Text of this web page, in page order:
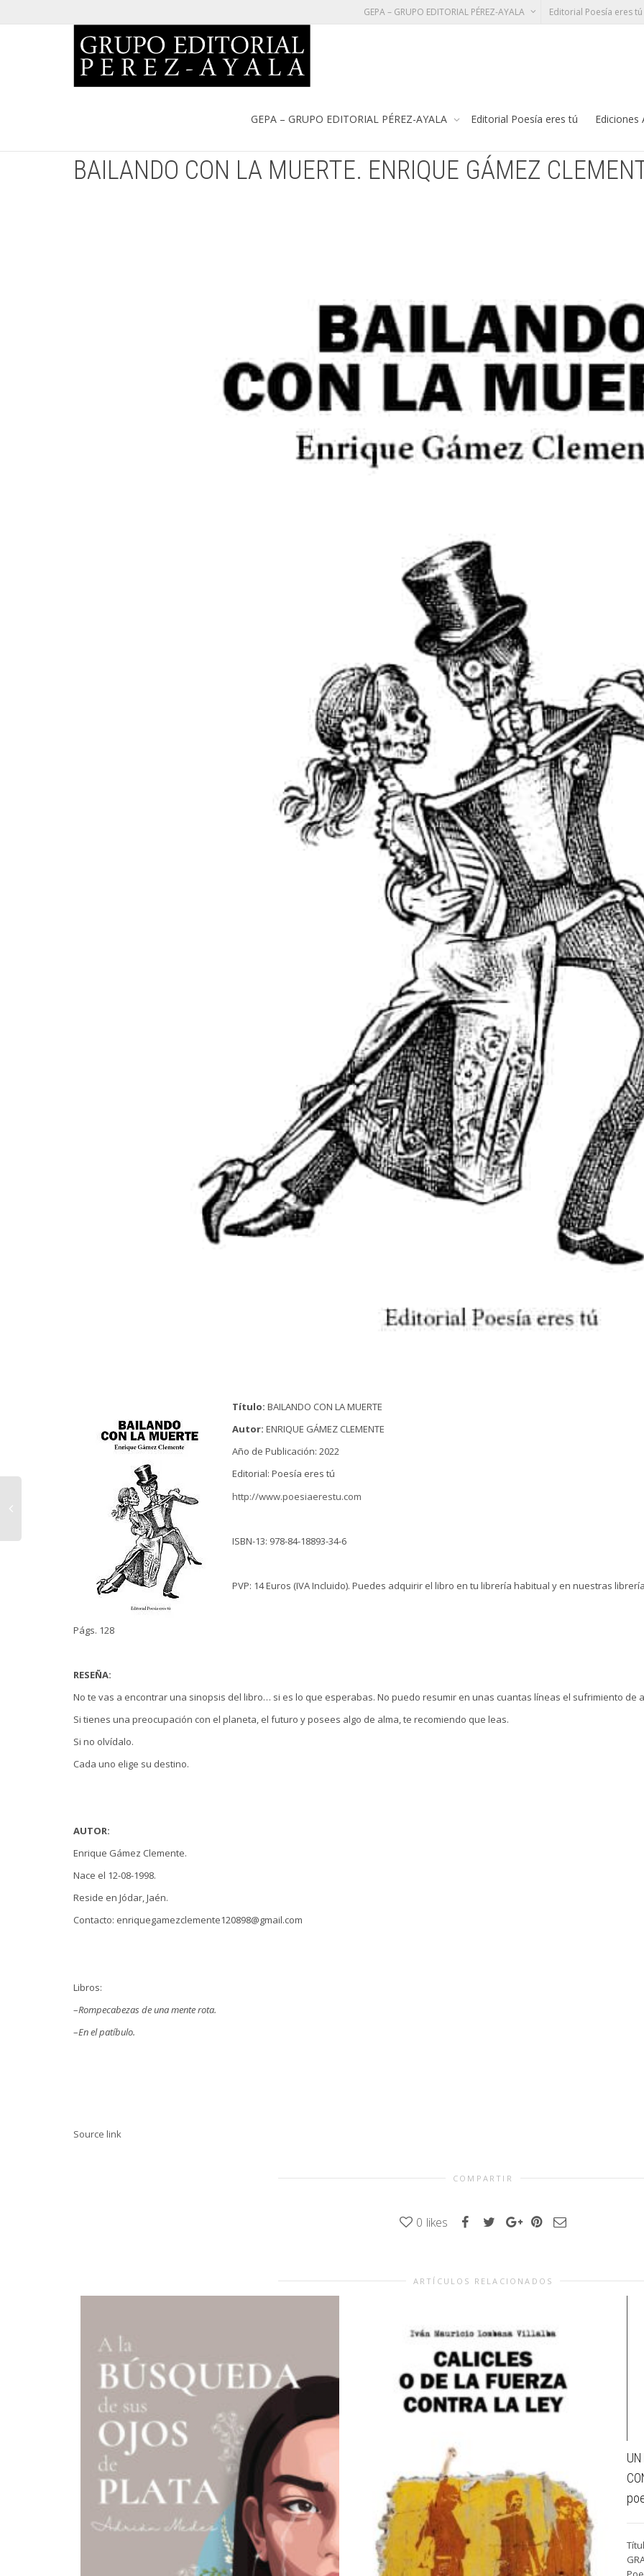
GEPA – GRUPO EDITORIAL PÉREZ-AYALA Editorial Poesía eres tú
GEPA – GRUPO EDITORIAL PÉREZ-AYALA Editorial Poesía eres tú Ediciones
BAILANDO CON LA MUERTE. ENRIQUE GÁMEZ
Título: BAILANDO CON LA MUERTE
Autor: ENRIQUE GÁMEZ CLEMENTE
Año de Publicación: 2022
Editorial: Poesía eres tú
http://www.poesiaerestu.com
ISBN-13: 978-84-18893-34-6
PVP: 14 Euros (IVA Incluido). Puedes adquirir el libro en tu librería habitual y en nuestras
Págs. 128
RESEÑA:
No te vas a encontrar una sinopsis del libro… si es lo que esperabas. No puedo resumir en unas cuantas líneas el sufrimiento de
Si tienes una preocupación con el planeta, el futuro y posees algo de alma, te recomiendo que leas.
Si no olvídalo.
Cada uno elige su destino.
AUTOR:
Enrique Gámez Clemente.
Nace el 12-08-1998.
Reside en Jódar, Jaén.
Contacto: enriquegamezclemente120898@gmail.com
Libros:
–Rompecabezas de una mente rota.
–En el patíbulo.
Source link
COMPARTIR
0 likes
ARTÍCULOS RELACIONADOS